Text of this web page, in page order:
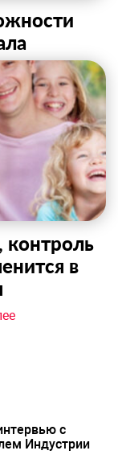
контроль
в
с
Индустрии